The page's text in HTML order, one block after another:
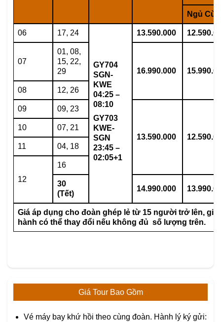
Ngủ
06 17, 24
GY704
SGN-
KWE
04:25 –
08:10
GY703
KWE-
SGN
23:45 –
02:05+1
13.590.000
07
01, 08,
15, 22,
29
16.990.000
08 12, 26
09 09, 23
13.590.000
10 07, 21
11 04, 18
12
16
30
(Tết)
14.990.000
Giá áp dụng cho đoàn ghép lẻ từ 15 người trở lên, giá
hành có thể thay đổi nếu không đủ số lượng trên.
Giá Tour Bao Gồm
Vé máy bay khứ hồi theo cùng đoàn. Hành lý ký gửi: